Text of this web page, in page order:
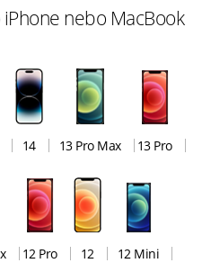
iPhone nebo MacBook
14 13 Pro Max 13 Pro
12 Pro 12 12 Mini